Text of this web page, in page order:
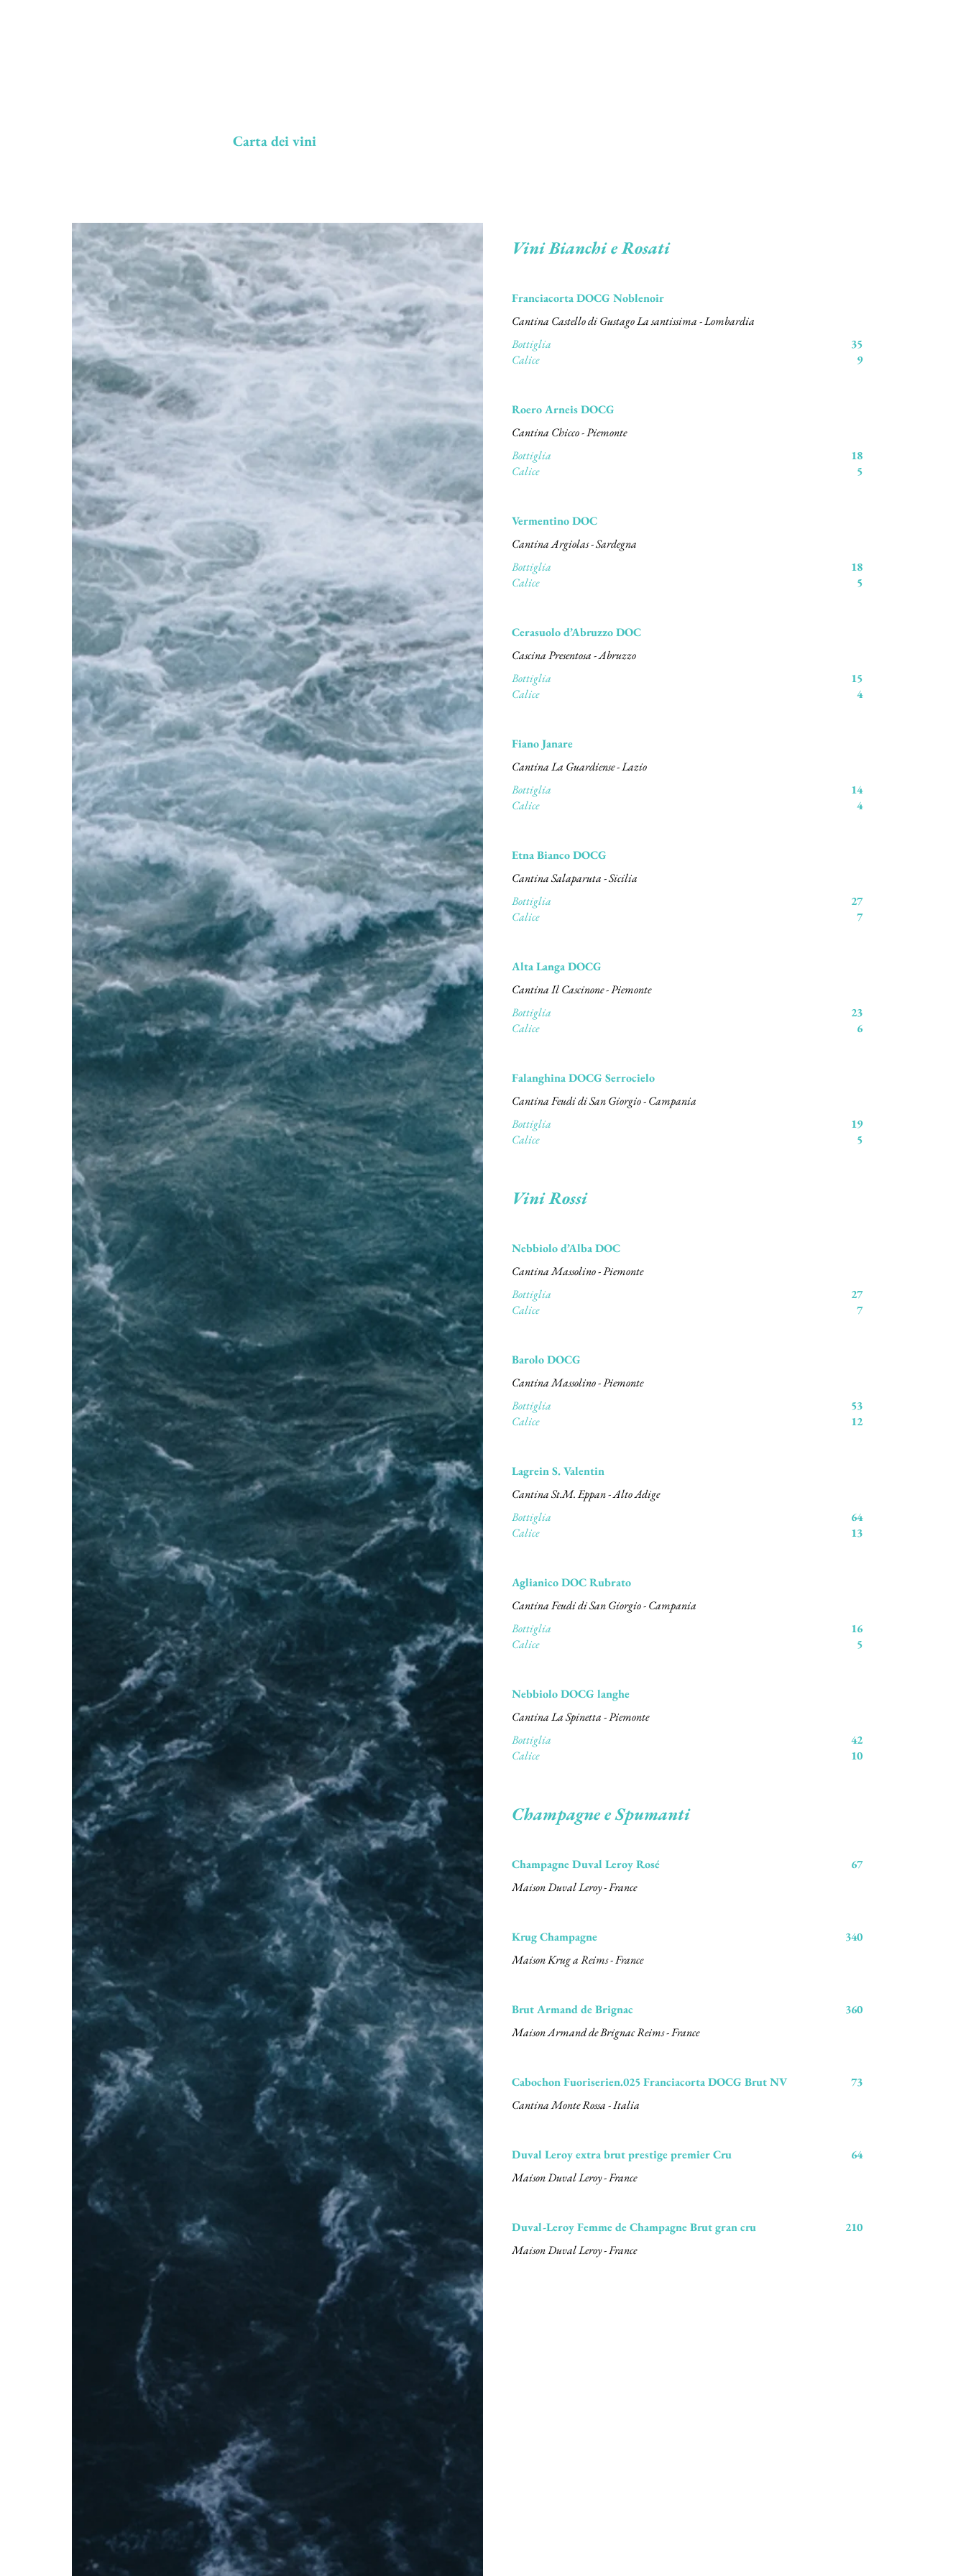
Carta dei vini
Vini Bianchi e Rosati
Franciacorta DOCG Noblenoir
Bottiglia
35
Calice
9
Roero Arneis DOCG
Cantina Chicco - Piemonte
Bottiglia
18
Calice
5
Vermentino DOC
Bottiglia
18
Calice
5
Cerasuolo d’Abruzzo DOC
Cascina Presentosa - Abruzzo
Bottiglia
15
Calice
4
Fiano Janare
Cantina La Guardiense - Lazio
Bottiglia
14
Calice
4
Etna Bianco DOCG
Cantina Salaparuta - Sicilia
Bottiglia
27
Calice
7
Alta Langa DOCG
Cantina Il Cascinone - Piemonte
Bottiglia
23
Calice
6
Falanghina DOCG Serrocielo
Bottiglia
19
Calice
5
Vini Rossi
Nebbiolo d’Alba DOC
Cantina Massolino - Piemonte
Bottiglia
27
Calice
7
Barolo DOCG
Bottiglia
53
Calice
12
Lagrein S. Valentin
Cantina St.M. Eppan - Alto Adige
Bottiglia
64
Calice
13
Aglianico DOC Rubrato
Cantina Feudi di San Giorgio - Campania
Bottiglia
16
Calice
5
Nebbiolo DOCG langhe
Cantina La Spinetta - Piemonte
Bottiglia
42
Calice
10
Champagne e Spumanti
Champagne Duval Leroy Rosé
Maison Duval Leroy - France
67
Krug Champagne
340
Brut Armand de Brignac
Maison Armand de Brignac Reims - France
360
Cabochon Fuoriserien.025 Franciacorta DOCG Brut NV
Cantina Monte Rossa - Italia
73
Duval Leroy extra brut prestige premier Cru
Maison Duval Leroy - France
64
Duval-Leroy Femme de Champagne Brut gran cru
Maison Duval Leroy - France
210